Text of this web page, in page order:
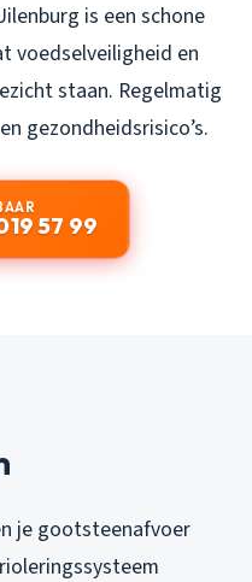
is een schone
voedselveiligheid en
staan. Regelmatig
gezondheidsrisico’s.
57 99
je gootsteenafvoer